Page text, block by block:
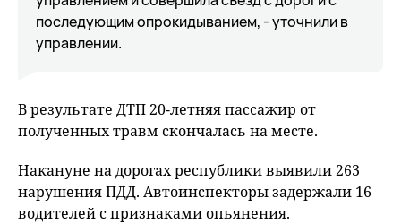
последующим опрокидыванием, - уточнили в
управлении.
В результате ДТП 20-летняя пассажир от
полученных травм скончалась на месте.
Накануне на дорогах республики выявили 263
нарушения ПДД. Автоинспекторы задержали 16
водителей с признаками опьянения.